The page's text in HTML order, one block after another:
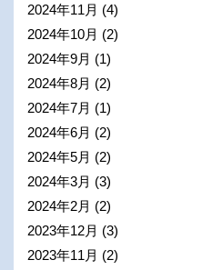
2024年11月 (4)
2024年10月 (2)
2024年9月 (1)
2024年8月 (2)
2024年7月 (1)
2024年6月 (2)
2024年5月 (2)
2024年3月 (3)
2024年2月 (2)
2023年12月 (3)
2023年11月 (2)